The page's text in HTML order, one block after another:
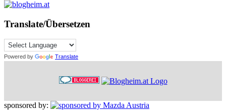
Translate/Übersetzen
Powered by Translate
sponsored by: